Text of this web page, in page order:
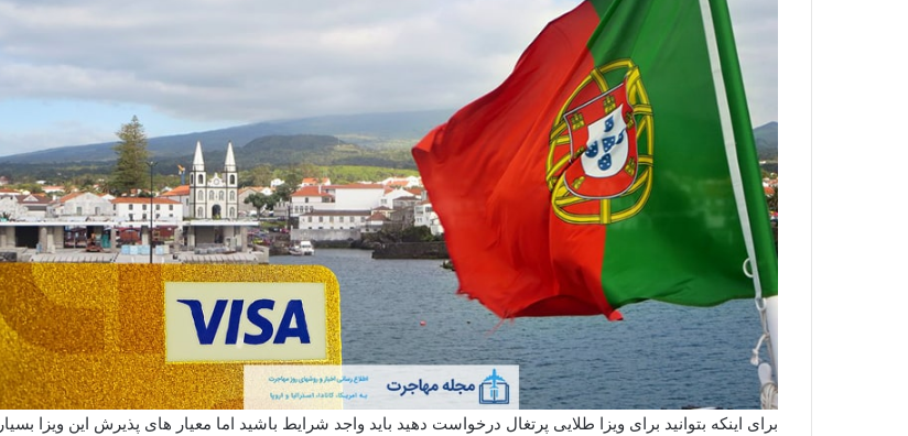
برای اینکه بتوانید برای ویزا طلایی پرتغال درخواست دهید باید واجد شرایط باشید اما معیار های پذیرش این ویزا بسیار